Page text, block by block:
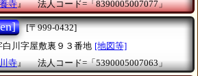
寺』 法人コード=「8390005007077」
[〒999-0432]
白川字屋敷裏９３番地 [地図等]
寺』 法人コード=「5390005007063」